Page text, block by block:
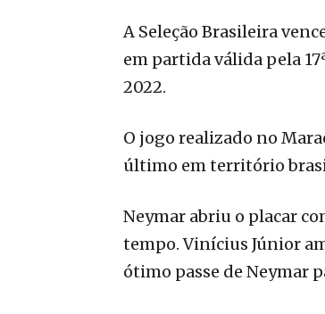
A Seleção Brasileira
em partida válida pela
2022.
O jogo realizado no
último em território
Neymar abriu o placar
tempo. Vinícius Júnior
ótimo passe de Neymar